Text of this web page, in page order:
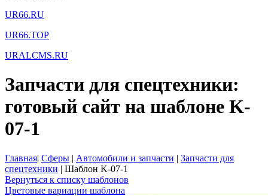
UR66.RU
UR66.TOP
URALCMS.RU
Запчасти для спецтехники:
готовый сайт на шаблоне K-
07-1
Главная| Сферы | Автомобили и запчасти | Запчасти для
спецтехники | Шаблон K-07-1
Вернуться к списку шаблонов
Цветовые вариации шаблона